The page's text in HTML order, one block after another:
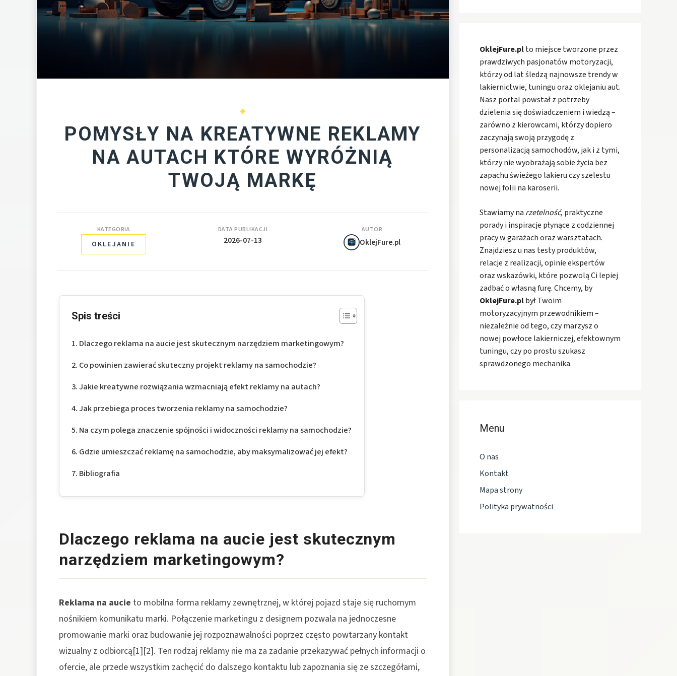
POMYSŁY NA KREATYWNE REKLAMY
NA AUTACH KTÓRE WYRÓŻNIĄ
TWOJĄ MARKĘ
KATEGORIA
OKLEJANIE
DATA PUBLIKACJI
2026-07-13
AUTOR
OklejFure.pl
Spis treści
Dlaczego reklama na aucie jest skutecznym narzędziem marketingowym?
Co powinien zawierać skuteczny projekt reklamy na samochodzie?
Jakie kreatywne rozwiązania wzmacniają efekt reklamy na autach?
Jak przebiega proces tworzenia reklamy na samochodzie?
Na czym polega znaczenie spójności i widoczności reklamy na samochodzie?
Gdzie umieszczać reklamę na samochodzie, aby maksymalizować jej efekt?
Bibliografia
Dlaczego reklama na aucie jest skutecznym
narzędziem marketingowym?
Reklama na aucie to mobilna forma reklamy zewnętrznej, w której pojazd staje się ruchomym
nośnikiem komunikatu marki. Połączenie marketingu z designem pozwala na jednoczesne
promowanie marki oraz budowanie jej rozpoznawalności poprzez często powtarzany kontakt
wizualny z odbiorcą[1][2]. Ten rodzaj reklamy nie ma za zadanie przekazywać pełnych informacji o
ofercie, ale przede wszystkim zachęcić do dalszego kontaktu lub zapoznania się ze szczegółami,
OklejFure.plto miejsce tworzone przez
prawdziwych pasjonatów motoryzacji,
którzy od lat śledzą najnowsze trendy w
lakiernictwie, tuningu oraz oklejaniu aut.
Nasz portal powstał z potrzeby
dzielenia się doświadczeniem i wiedzą –
zarówno z kierowcami, którzy dopiero
zaczynają swoją przygodę z
personalizacją samochodów, jak i z tymi,
którzy nie wyobrażają sobie życia bez
zapachu świeżego lakieru czy szelestu
nowej folii na karoserii.
Stawiamy na rzetelność, praktyczne
porady i inspiracje płynące z codziennej
pracy w garażach oraz warsztatach.
Znajdziesz u nas testy produktów,
relacje z realizacji, opinie ekspertów
oraz wskazówki, które pozwolą Ci lepiej
zadbać o własną furę. Chcemy, by
OklejFure.plbył Twoim
motoryzacyjnym przewodnikiem –
niezależnie od tego, czy marzysz o
nowej powłoce lakierniczej, efektownym
tuningu, czy po prostu szukasz
sprawdzonego mechanika.
Menu
O nas
Kontakt
Mapa strony
Polityka prywatności